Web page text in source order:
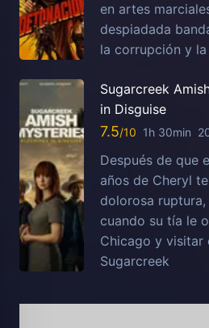
en artes
despiadada
la corrupción y
Sugarcreek
in Disguise
7.5 1h 30min
Después de que
años de Cheryl
dolorosa
cuando su tía le
Chicago y visitar
Sugarcreek